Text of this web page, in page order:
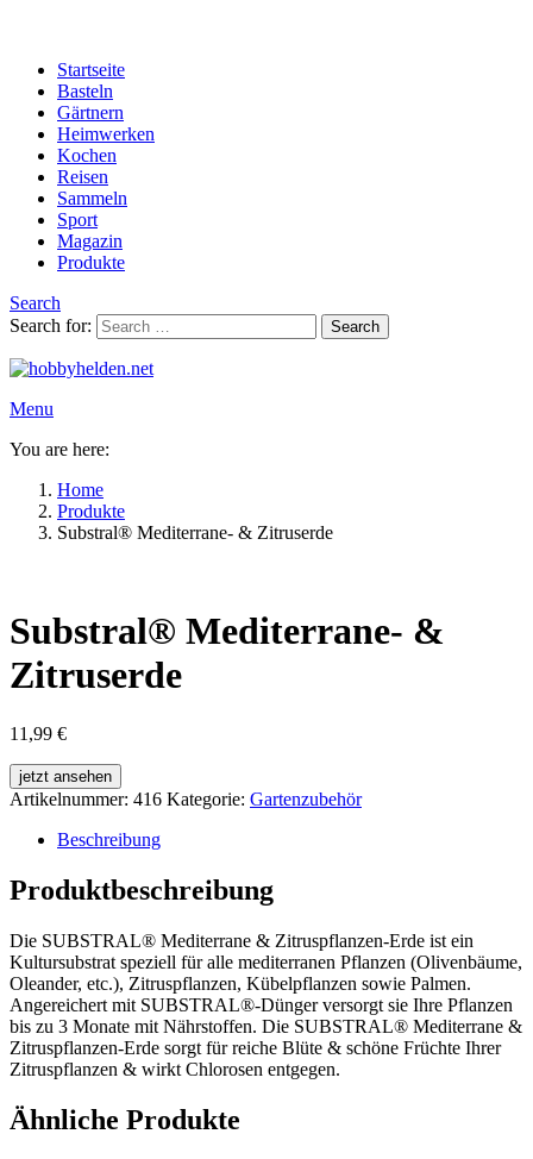
Startseite
Basteln
Gärtnern
Heimwerken
Kochen
Reisen
Sammeln
Sport
Magazin
Produkte
Search
Search for:
Search
Menu
You are here:
Home
Produkte
Substral® Mediterrane- & Zitruserde
Substral® Mediterrane- &
Zitruserde
11,99 €
jetzt ansehen
Artikelnummer: 416 Kategorie: Gartenzubehör
Beschreibung
Produktbeschreibung
Die SUBSTRAL® Mediterrane & Zitruspflanzen-Erde ist ein
Kultursubstrat speziell für alle mediterranen Pflanzen (Olivenbäume,
Oleander, etc.), Zitruspflanzen, Kübelpflanzen sowie Palmen.
Angereichert mit SUBSTRAL®-Dünger versorgt sie Ihre Pflanzen
bis zu 3 Monate mit Nährstoffen. Die SUBSTRAL® Mediterrane &
Zitruspflanzen-Erde sorgt für reiche Blüte & schöne Früchte Ihrer
Zitruspflanzen & wirkt Chlorosen entgegen.
Ähnliche Produkte